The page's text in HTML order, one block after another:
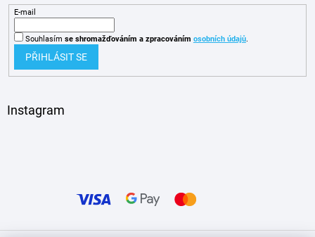
E-mail
Souhlasím se shromažďováním a zpracováním osobních údajů.
PŘIHLÁSIT SE
Instagram